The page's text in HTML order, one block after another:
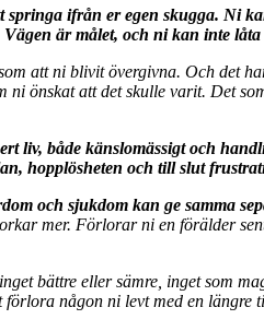
ifrån er egen skugga. Ni
är målet, och ni kan inte låta
att ni blivit övergivna. Och det
önskat att det skulle varit. Det
liv, både känslomässigt och
hopplösheten och till slut
och sjukdom kan ge samma
mer. Förlorar ni en förälder
bättre eller sämre, inget som
någon ni levt med en